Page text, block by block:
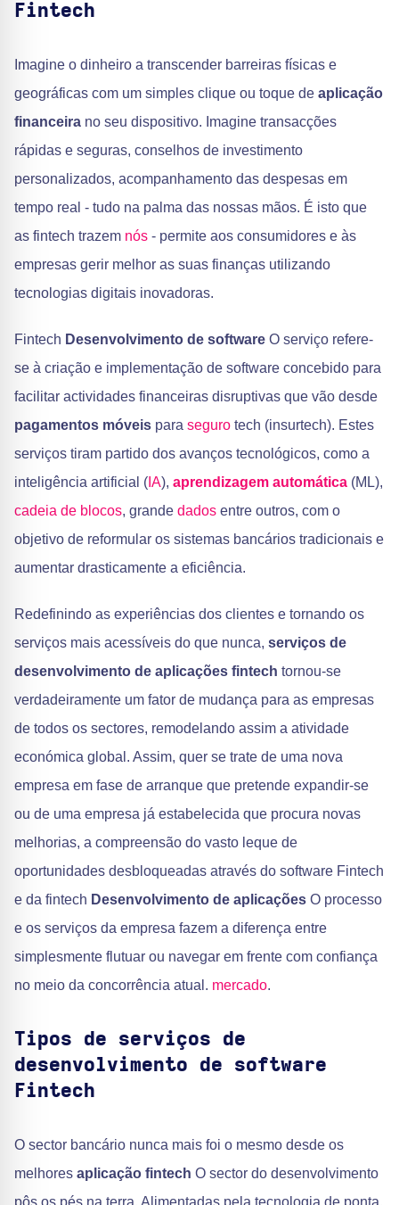
Fintech
Imagine o dinheiro a transcender barreiras físicas e
geográficas com um simples clique ou toque de aplicação
financeira no seu dispositivo. Imagine transacções
rápidas e seguras, conselhos de investimento
personalizados, acompanhamento das despesas em
tempo real - tudo na palma das nossas mãos. É isto que
as fintech trazem nós - permite aos consumidores e às
empresas gerir melhor as suas finanças utilizando
tecnologias digitais inovadoras.
Fintech Desenvolvimento de software O serviço refere-
se à criação e implementação de software concebido para
facilitar actividades financeiras disruptivas que vão desde
pagamentos móveis para seguro tech (insurtech). Estes
serviços tiram partido dos avanços tecnológicos, como a
inteligência artificial ( IA), aprendizagem automática (ML),
cadeia de blocos, grande dados entre outros, com o
objetivo de reformular os sistemas bancários tradicionais e
aumentar drasticamente a eficiência.
Redefinindo as experiências dos clientes e tornando os
serviços mais acessíveis do que nunca, serviços de
desenvolvimento de aplicações fintech tornou-se
verdadeiramente um fator de mudança para as empresas
de todos os sectores, remodelando assim a atividade
económica global. Assim, quer se trate de uma nova
empresa em fase de arranque que pretende expandir-se
ou de uma empresa já estabelecida que procura novas
melhorias, a compreensão do vasto leque de
oportunidades desbloqueadas através do software Fintech
e da fintech Desenvolvimento de aplicações O processo
e os serviços da empresa fazem a diferença entre
simplesmente flutuar ou navegar em frente com confiança
no meio da concorrência atual. mercado.
Tipos de serviços de
desenvolvimento de software
Fintech
O sector bancário nunca mais foi o mesmo desde os
melhores aplicação fintech O sector do desenvolvimento
pôs os pés na terra. Alimentadas pela tecnologia de ponta,